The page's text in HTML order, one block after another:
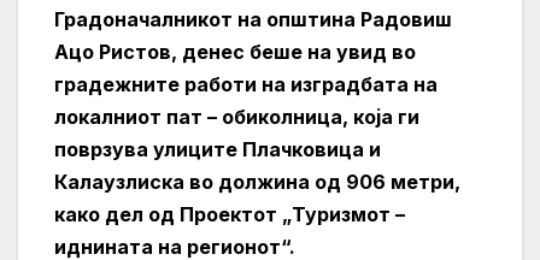
Градоначалникот на општина Радовиш
Ацо Ристов, денес беше на увид во
градежните работи на изградбата на
локалниот пат – обиколница, која ги
поврзува улиците Плачковица и
Калаузлиска во должина од 906 метри,
како дел од Проектот „Туризмот –
иднината на регионот“.